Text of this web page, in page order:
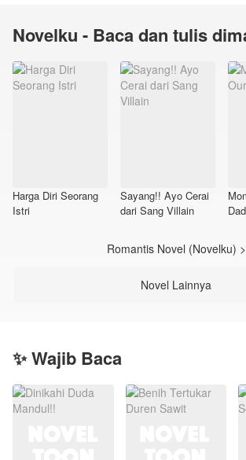
Novelku - Baca dan tulis
Harga Diri Seorang
Istri
Sayang!! Ayo Cerai
dari Sang Villain
Romantis Novel (Novelku) >
Novel Lainnya
✨ Wajib Baca